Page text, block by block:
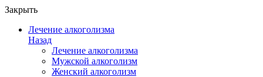
Закрыть
Лечение алкоголизма
Назад
Лечение алкоголизма
Мужской алкоголизм
Женский алкоголизм